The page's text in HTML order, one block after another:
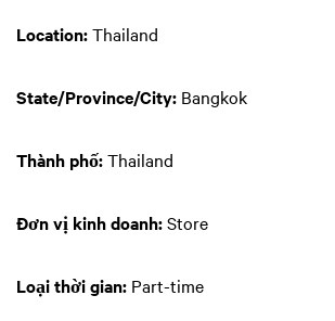
Location:Thailand
State/Province/City: Bangkok
Thành phố:Thailand
Đơn vị kinh doanh:Store
Loại thời gian: Part-time